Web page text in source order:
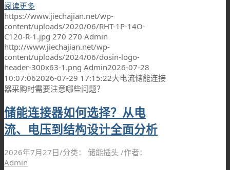
阅读更多
https://www.jiechajian.net/wp-
content/uploads/2020/06/RHT-1P-14O-
C120-R-1.jpg 270 270 Admin
http://www.jiechajian.net/wp-
content/uploads/2024/06/dosin-logo-
header-300x63-1.png Admin2026-07-28
10:07:062026-07-29 17:15:22大电流储能连接
器采购时需要注意哪些问题？
储能连接器如何选择？从电
流、电压到结构设计全面分析
2026年7月27日/分类： 储能插头 /作者：
Admin